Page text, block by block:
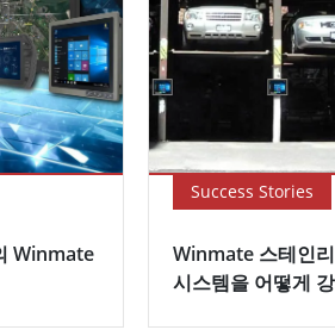
Winmate
Success Stories
Winmate 스테인
시스템을 어떻게